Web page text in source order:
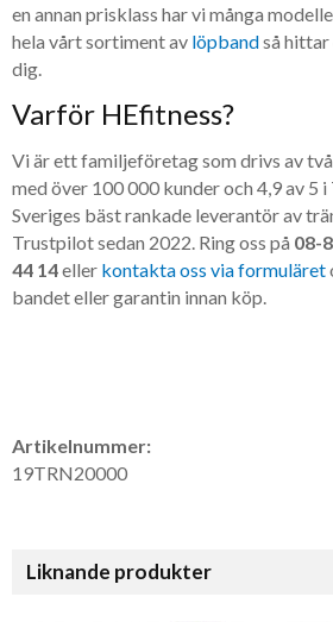
en annan prisklass har vi många
hela vårt sortiment av löpbandså hittar
dig.
Varför HEfitness?
Vi är ett familjeföretag som drivs av
med över 100 000 kunder och 4,9 av
Sveriges bäst rankade leverantör av
Trustpilot sedan 2022. Ring oss på 08-
44 14eller kontakta oss via formuläret
bandet eller garantin innan köp.
Artikelnummer:
19TRN20000
Liknande produkter